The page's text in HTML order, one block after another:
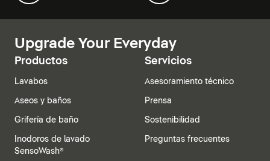
Upgrade Your Everyday
Productos
Lavabos
Aseos y baños
Grifería de baño
Inodoros de lavado
SensoWash®
Servicios
Asesoramiento técnico
Prensa
Sostenibilidad
Preguntas frecuentes